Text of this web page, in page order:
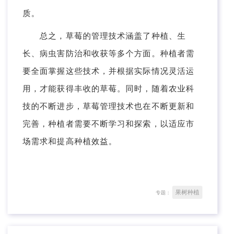
质。
总之，草莓的管理技术涵盖了种植、生
长、病虫害防治和收获等多个方面。种植者需
要全面掌握这些技术，并根据实际情况灵活运
用，才能获得丰收的草莓。同时，随着农业科
技的不断进步，草莓管理技术也在不断更新和
完善，种植者需要不断学习和探索，以适应市
场需求和提高种植效益。
专题： 果树种植